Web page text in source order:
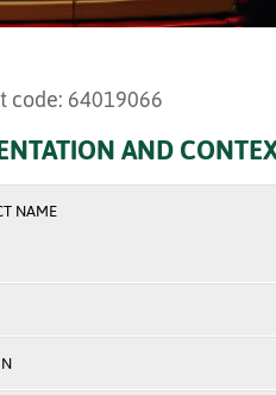
code: 64019066
AND
NAME